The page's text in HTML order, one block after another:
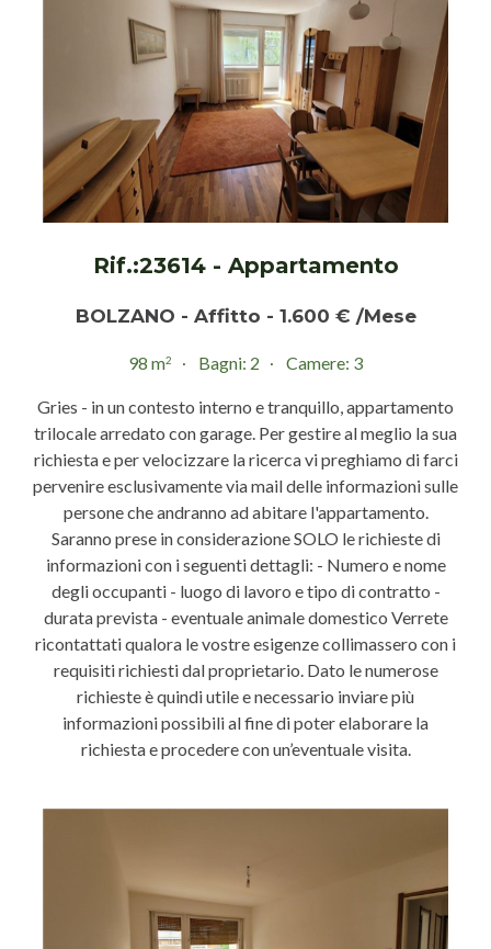
Rif.:23614 - Appartamento
BOLZANO - Affitto - 1.600 € /Mese
98 m2 Bagni: 2 Camere: 3
Gries - in un contesto interno e tranquillo, appartamento
trilocale arredato con garage. Per gestire al meglio la sua
richiesta e per velocizzare la ricerca vi preghiamo di farci
pervenire esclusivamente via mail delle informazioni sulle
persone che andranno ad abitare l'appartamento.
Saranno prese in considerazione SOLO le richieste di
informazioni con i seguenti dettagli: - Numero e nome
degli occupanti - luogo di lavoro e tipo di contratto -
durata prevista - eventuale animale domestico Verrete
ricontattati qualora le vostre esigenze collimassero con i
requisiti richiesti dal proprietario. Dato le numerose
richieste è quindi utile e necessario inviare più
informazioni possibili al fine di poter elaborare la
richiesta e procedere con un’eventuale visita.